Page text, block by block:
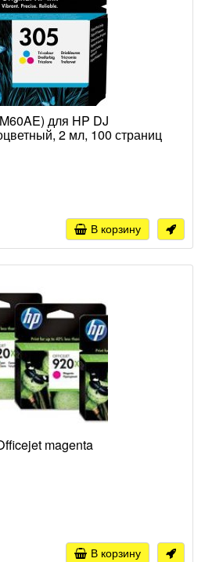
для HP DJ
2 мл, 100 страниц
В корзину
magenta
В корзину